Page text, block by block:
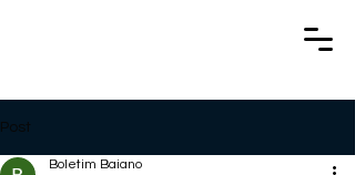
Post
Boletim Baiano